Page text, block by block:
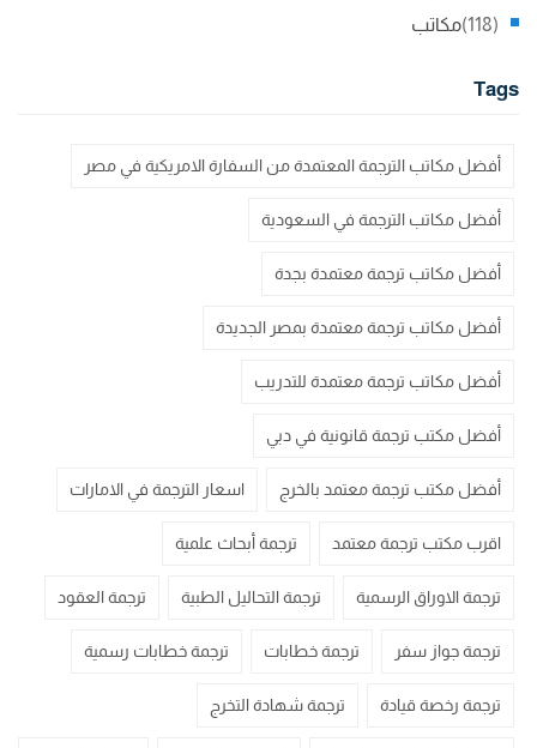
مكاتب (118)
Tags
أفضل مكاتب الترجمة المعتمدة من السفارة الامريكية في مصر
أفضل مكاتب الترجمة في السعودية
أفضل مكاتب ترجمة معتمدة بجدة
أفضل مكاتب ترجمة معتمدة بمصر الجديدة
أفضل مكاتب ترجمة معتمدة للتدريب
أفضل مكتب ترجمة قانونية في دبي
أفضل مكتب ترجمة معتمد بالخرج اسعار الترجمة في الامارات
اقرب مكتب ترجمة معتمد ترجمة أبحاث علمية
ترجمة الاوراق الرسمية ترجمة التحاليل الطبية ترجمة العقود
ترجمة جواز سفر ترجمة خطابات ترجمة خطابات رسمية
ترجمة رخصة قيادة ترجمة شهادة التخرج